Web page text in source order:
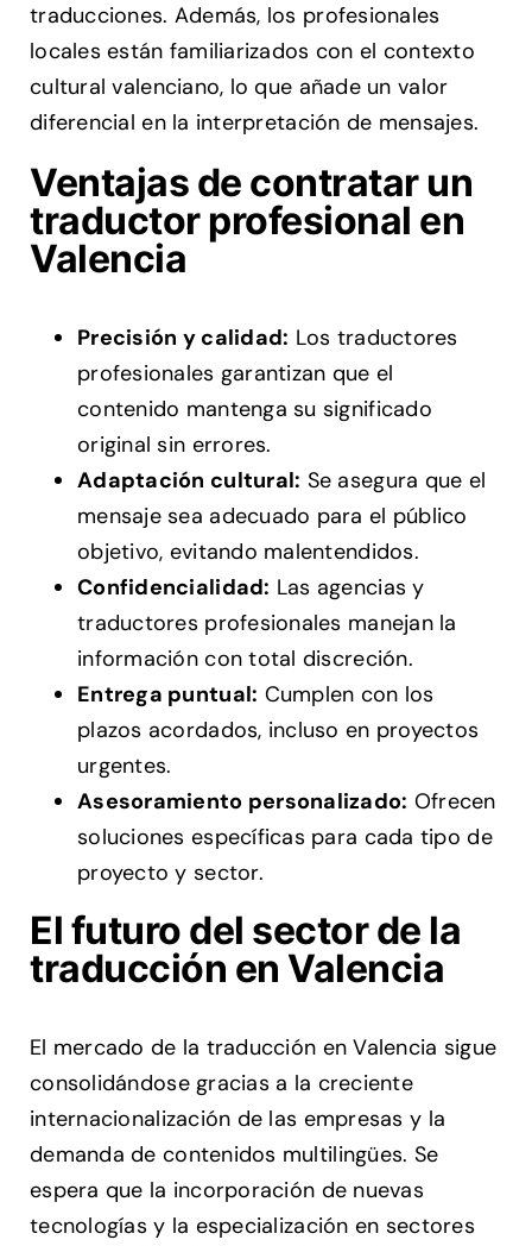
traducciones. Además, los profesionales
locales están familiarizados con el contexto
cultural valenciano, lo que añade un valor
diferencial en la interpretación de mensajes.
Ventajas de contratar un
traductor profesional en
Valencia
Precisión y calidad: Los traductores
profesionales garantizan que el
contenido mantenga su significado
original sin errores.
Adaptación cultural: Se asegura que el
mensaje sea adecuado para el público
objetivo, evitando malentendidos.
Confidencialidad: Las agencias y
traductores profesionales manejan la
información con total discreción.
Entrega puntual: Cumplen con los
plazos acordados, incluso en proyectos
urgentes.
Asesoramiento personalizado: Ofrecen
soluciones específicas para cada tipo de
proyecto y sector.
El futuro del sector de la
traducción en Valencia
El mercado de la traducción en Valencia sigue
consolidándose gracias a la creciente
internacionalización de las empresas y la
demanda de contenidos multilingües. Se
espera que la incorporación de nuevas
tecnologías y la especialización en sectores